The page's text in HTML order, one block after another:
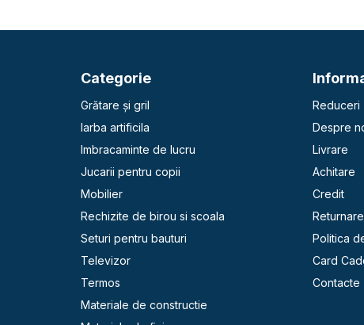
Categorie
Grătare și gril
Iarba artificila
Imbracaminte de lucru
Jucarii pentru copii
Mobilier
Rechizite de birou si scoala
Seturi pentru bauturi
Televizor
Termos
Materiale de constructie
Reduceri
Despre
Livrare
Achitare
Credit
Politica
Card
Contacte